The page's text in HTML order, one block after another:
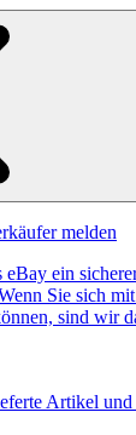
melden
eBay ein
Sie sich
sind wir
Artikel und